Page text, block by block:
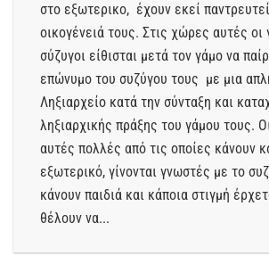
στο εξωτερικο, έχουν εκεί
οικογένειά τους. Στις χώρες αυτές οι
σύζυγοι είθισται μετά τον γάμο να
επώνυμο του συζύγου τους με μια
Ληξιαρχείο κατά την σύνταξη και
ληξιαρχικής πράξης του γάμου τους.
αυτές πολλές από τις οποίες κάνουν
εξωτερικό, γίνονται γνωστές με το
κάνουν παιδιά και κάποια στιγμή
θέλουν να...